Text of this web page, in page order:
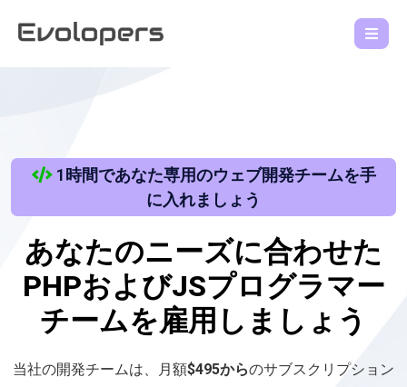
1時間であなた専用のウェブ開発チームを手
に入れましょう
あなたのニーズに合わせた
PHPおよびJSプログラマー
チームを雇用しましょう
当社の開発チームは、月額$495からのサブスクリプション